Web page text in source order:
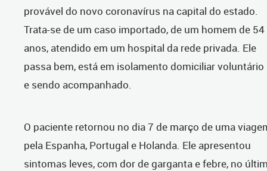
provável do novo coronavírus na capital do estado.
Trata-se de um caso importado, de um homem de 54
anos, atendido em um hospital da rede privada. Ele
passa bem, está em isolamento domiciliar voluntário
e sendo acompanhado.
O paciente retornou no dia 7 de março de uma
pela Espanha, Portugal e Holanda. Ele apresentou
sintomas leves, com dor de garganta e febre, no